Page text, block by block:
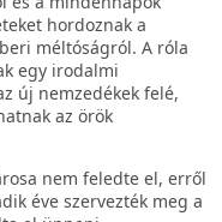
hordoznak a
méltóságról. A róla
egy irodalmi
új nemzedékek felé,
az örök
nem feledte el, erről
éve szervezték meg a